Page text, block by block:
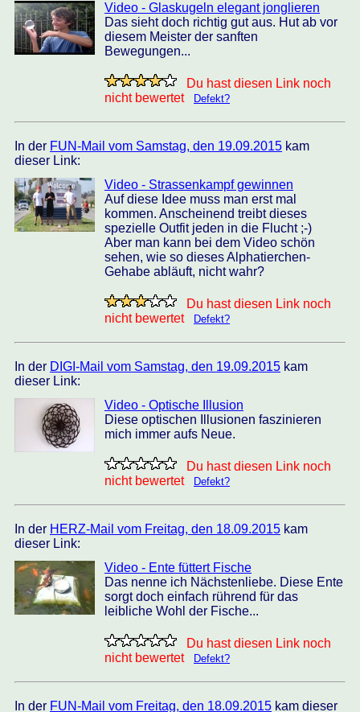
Video - Glaskugeln elegant jonglieren
Das sieht doch richtig gut aus. Hut ab vor
diesem Meister der sanften
Bewegungen...
Du hast diesen Link noch
nicht bewertet
Defekt?
In der FUN-Mail vom Samstag, den 19.09.2015 kam
dieser Link:
Video - Strassenkampf gewinnen
Auf diese Idee muss man erst mal
kommen. Anscheinend treibt dieses
spezielle Outfit jeden in die Flucht ;-)
Aber man kann bei dem Video schön
sehen, wie so dieses Alphatierchen-
Gehabe abläuft, nicht wahr?
Du hast diesen Link noch
nicht bewertet
Defekt?
In der DIGI-Mail vom Samstag, den 19.09.2015 kam
dieser Link:
Video - Optische Illusion
Diese optischen Illusionen faszinieren
mich immer aufs Neue.
Du hast diesen Link noch
nicht bewertet
Defekt?
In der HERZ-Mail vom Freitag, den 18.09.2015 kam
dieser Link:
Video - Ente füttert Fische
Das nenne ich Nächstenliebe. Diese Ente
sorgt doch einfach rührend für das
leibliche Wohl der Fische...
Du hast diesen Link noch
nicht bewertet
Defekt?
In der FUN-Mail vom Freitag, den 18.09.2015 kam dieser